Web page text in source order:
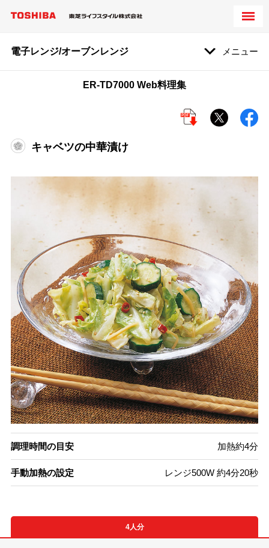
電子レンジ/オーブンレンジ メニュー
ER-TD7000 Web料理集
キャベツの中華漬け
調理時間の目安 加熱約4分
手動加熱の設定 レンジ500W 約4分20秒
4人分